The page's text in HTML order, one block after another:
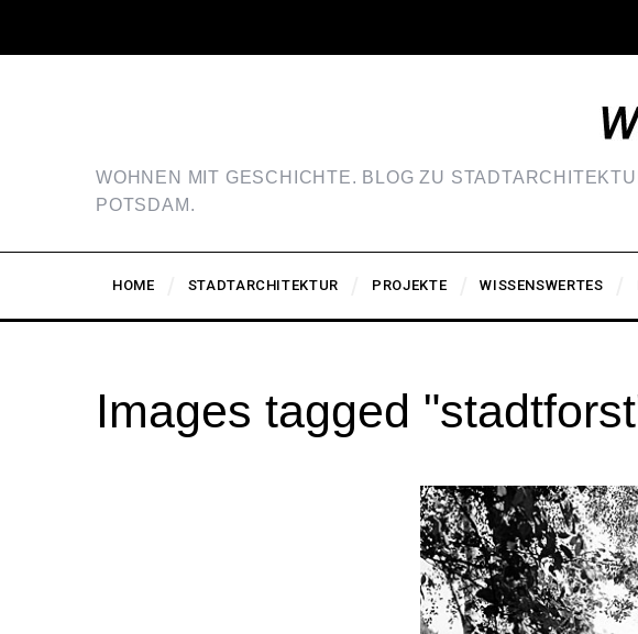
WOHNEN MIT GESCHICHTE. BLOG ZU
POTSDAM.
HOME STADTARCHITEKTUR PROJEKTE WISSENSWERTES
Images tagged